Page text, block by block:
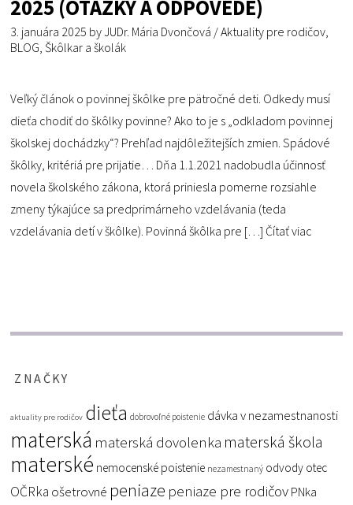
2025 (OTÁZKY A ODPOVEDE)
3. januára 2025 byJUDr. Mária Dvončová /Aktuality pre rodičov,
BLOG, Škôlkar a školák
Veľký článok o povinnej škôlke pre pätročné deti. Odkedy musí
dieťa chodiť do škôlky povinne? Ako to je s „odkladom povinnej
školskej dochádzky“? Prehľad najdôležitejších zmien. Spádové
škôlky, kritériá pre prijatie… Dňa 1.1.2021 nadobudla účinnosť
novela školského zákona, ktorá priniesla pomerne rozsiahle
zmeny týkajúce sa predprimárneho vzdelávania (teda
vzdelávania detí v škôlke). Povinná škôlka pre […]Čítať viac
ZNAČKY
aktuality pre rodičov dieťa dobrovoľné poistenie dávka v nezamestnanosti
materská materská dovolenka materská škola
materské nemocenské poistenie nezamestnaný odvody otec
OČRka ošetrovné peniaze peniaze pre rodičov PNka